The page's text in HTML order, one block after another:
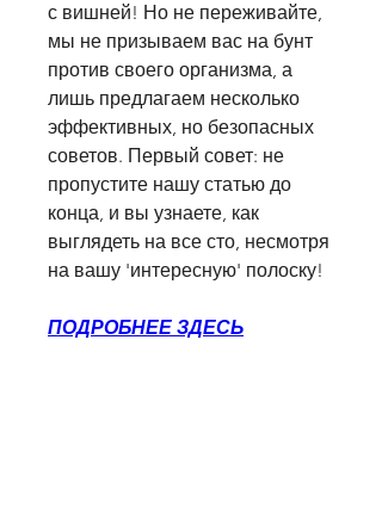
с вишней! Но не переживайте,
мы не призываем вас на бунт
против своего организма, а
лишь предлагаем несколько
эффективных, но безопасных
советов. Первый совет: не
пропустите нашу статью до
конца, и вы узнаете, как
выглядеть на все сто, несмотря
на вашу 'интересную' полоску!
ПОДРОБНЕЕ ЗДЕСЬ